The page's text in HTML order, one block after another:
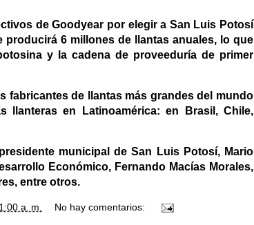
de Goodyear por elegir a San Luis Potosí
producirá 6 millones de llantas anuales, lo que
y la cadena de proveeduría de primer
fabricantes de llantas más grandes del mundo
llanteras en Latinoamérica: en Brasil, Chile,
municipal de San Luis Potosí, Mario
Económico, Fernando Macías Morales,
entre otros.
a. m. No hay comentarios: